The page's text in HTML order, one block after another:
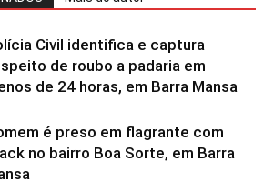
Civil identifica e captura
de roubo a padaria em
de 24 horas, em Barra Mansa
é preso em flagrante com
no bairro Boa Sorte, em Barra